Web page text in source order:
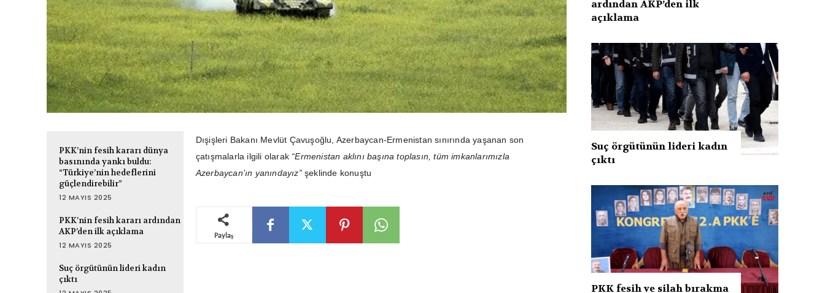
PKK’nin fesih kararı dünya
basınında yankı buldu:
“Türkiye’nin hedeflerini
güçlendirebilir”
12 MAYIS 2025
PKK’nin fesih kararı ardından
AKP’den ilk açıklama
12 MAYIS 2025
Suç örgütünün lideri kadın
çıktı
Dışişleri Bakanı Mevlüt Çavuşoğlu, Azerbaycan-Ermenistan sınırında yaşanan son
çatışmalarla ilgili olarak “Ermenistan aklını başına toplasın, tüm imkanlarımızla
Azerbaycan’ın yanındayız”şeklinde konuştu
Paylaş
ardından AKP’den ilk
açıklama
Suç örgütünün lideri kadın
çıktı
PKK fesih ve silah bırakma